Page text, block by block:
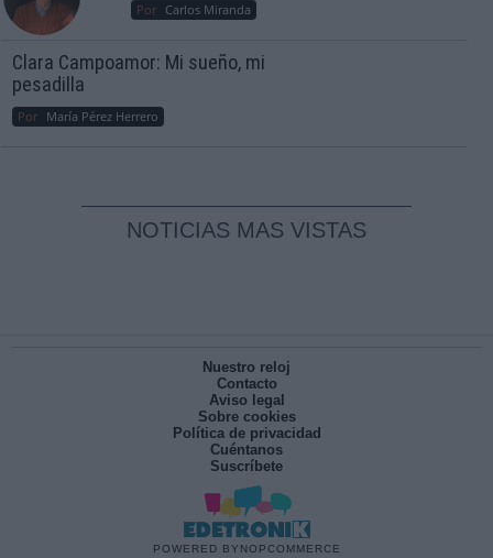
Por Carlos Miranda
Clara Campoamor: Mi sueño, mi
pesadilla
Por María Pérez Herrero
NOTICIAS MAS VISTAS
Nuestro reloj
Contacto
Aviso legal
Sobre cookies
Política de privacidad
Cuéntanos
Suscríbete
POWERED BY NOPCOMMERCE